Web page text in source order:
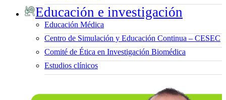
Educación e investigación
Educación Médica
Centro de Simulación y Educación Continua – CESEC
Comité de Ética en Investigación Biomédica
Estudios clínicos